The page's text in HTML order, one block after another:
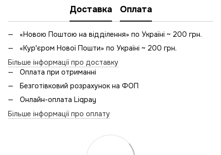
Доставка Оплата
«Новою Поштою на відділення» по Україні ~ 200 грн.
«Кур'єром Нової Пошти» по Україні ~ 200 грн.
Більше інформації про доставку
Оплата при отриманні
Безготівковий розрахунок на ФОП
Онлайн-оплата Liqpay
Більше інформації про оплату